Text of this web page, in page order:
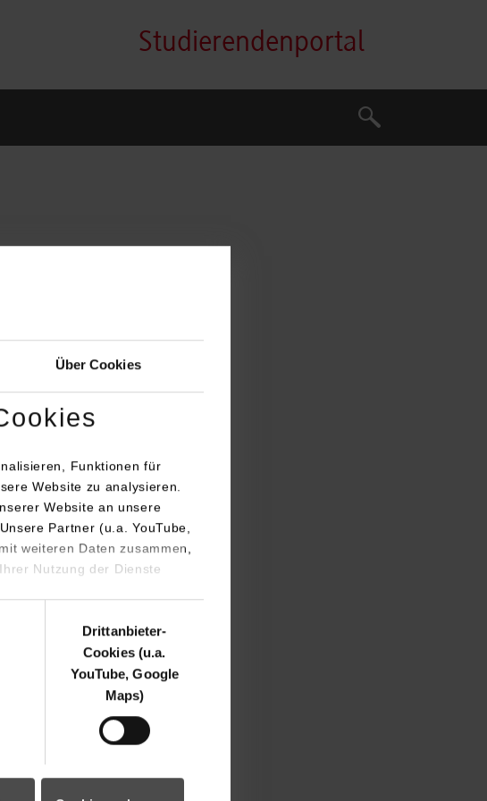
Über Cookies
Funktionen für
Website zu analysieren.
Website an unsere
Partner (u.a. YouTube,
weiteren Daten zusammen,
Nutzung der Dienste
Drittanbieter-
Cookies (u.a.
YouTube, Google
Maps)
Studierendenportal
Suche
Suche